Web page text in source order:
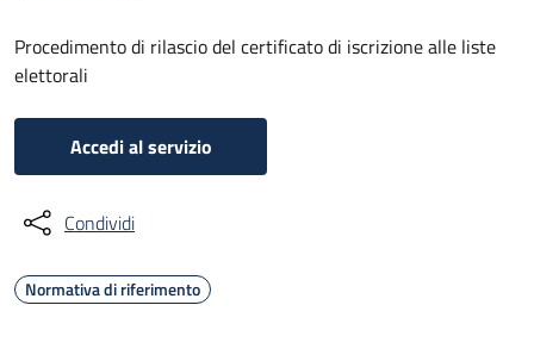
Procedimento di rilascio del certificato di iscrizione alle liste
elettorali
Accedi al servizio
Condividi
Normativa di riferimento